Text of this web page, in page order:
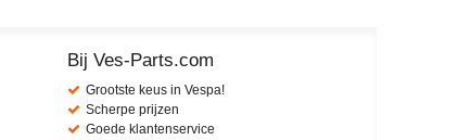
Bij Ves-Parts.com
Grootste keus in Vespa!
Scherpe prijzen
Goede klantenservice